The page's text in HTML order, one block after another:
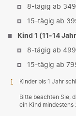
8-tägig ab
15-tägig ab
Kind 1 (11-14
8-tägig ab
15-tägig ab
Kinder bis 1 Jahr
Bitte beachten Sie,
ein Kind mindestens